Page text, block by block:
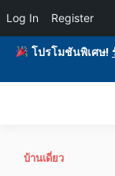
โปรโมชันพิเศษ!
หน้าแรกกูเ
รับโพสต์เว็บบอร์ด
บ้านเดี่ยว
Log In Register